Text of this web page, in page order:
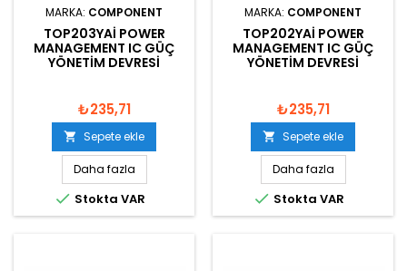
MARKA: COMPONENT
TOP203YAI POWER
MANAGEMENT IC GÜÇ
YÖNETIM DEVRESI
₺235,71
 Sepete ekle
Daha fazla
 Stokta VAR
MARKA: COMPONENT
TOP202YAI POWER
MANAGEMENT IC GÜÇ
YÖNETIM DEVRESI
₺235,71
 Sepete ekle
Daha fazla
 Stokta VAR